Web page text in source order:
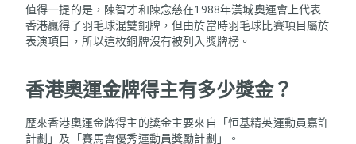
值得一提的是，陳智才和陳念慈在1988年漢城奧運會上代表
香港贏得了羽毛球混雙銅牌，但由於當時羽毛球比賽項目屬於
表演項目，所以這枚銅牌沒有被列入獎牌榜。
香港奧運金牌得主有多少獎金？
歷來香港奧運金牌得主的獎金主要來自「恒基精英運動員嘉許
計劃」及「賽馬會優秀運動員獎勵計劃」。